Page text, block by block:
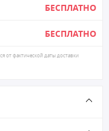
БЕСПЛАТНО
БЕСПЛАТНО
от фактической даты доставки